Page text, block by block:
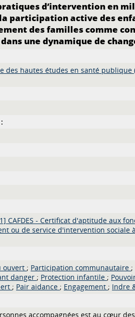
d’intervention en
participation active des
des familles comme
une dynamique de
des hautes études en santé publique
CAFDES - Certificat d'aptitude aux
ou de service d'intervention sociale
ouvert ; Participation communautaire ;
danger ; Protection infantile ;
; Pair aidance ; Engagement ; Indre
accompagnées est au cœur